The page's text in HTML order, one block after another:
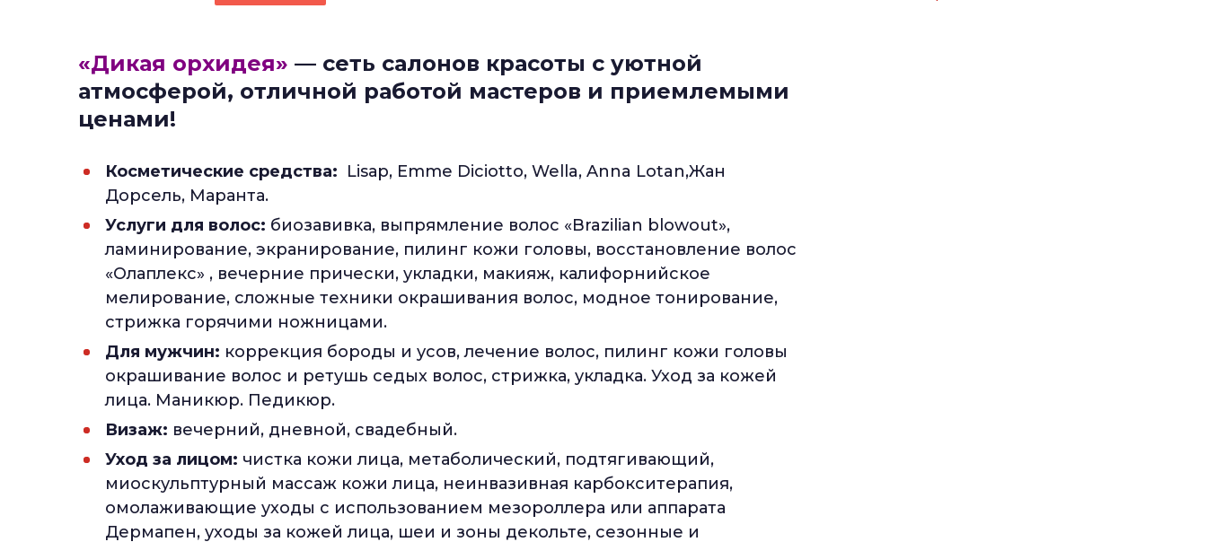
«Дикая орхидея» — сеть салонов красоты с уютной
атмосферой, отличной работой мастеров и приемлемыми
ценами!
Косметические средства: Lisаp, Emme Diciotto, Wella, Anna Lotan,Жан
Дорсель, Маранта.
Услуги для волос: биозавивка, выпрямление волос «Brazilian blowout»,
ламинирование, экранирование, пилинг кожи головы, восстановление волос
«Олаплекс» , вечерние прически, укладки, макияж, калифорнийское
мелирование, сложные техники окрашивания волос, модное тонирование,
стрижка горячими ножницами.
Для мужчин: коррекция бороды и усов, лечение волос, пилинг кожи головы
окрашивание волос и ретушь седых волос, стрижка, укладка. Уход за кожей
лица. Маникюр. Педикюр.
Визаж: вечерний, дневной, свадебный.
Уход за лицом: чистка кожи лица, метаболический, подтягивающий,
миоскульптурный массаж кожи лица, неинвазивная карбокситерапия,
омолаживающие уходы с использованием мезороллера или аппарата
Дермапен, уходы за кожей лица, шеи и зоны декольте, сезонные и